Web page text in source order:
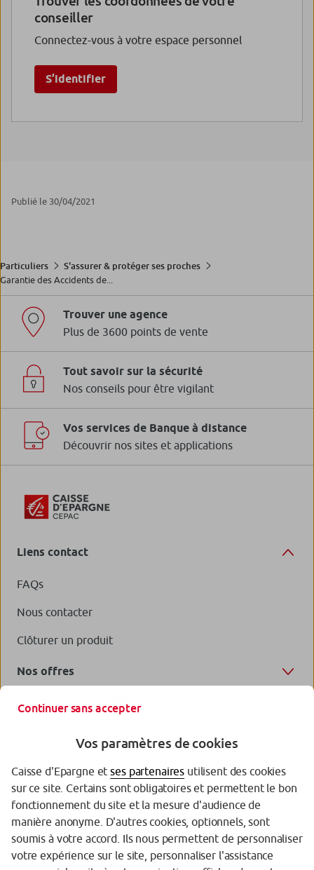
conseiller
Connectez-vous à votre espace personnel
S’identifier
Publié le 30/04/2021
Particuliers
S'assurer & protéger ses proches
Garantie des Accidents de...
Trouver une agence
Plus de 3600 points de vente
Tout savoir sur la sécurité
Nos conseils pour être vigilant
Vos services de Banque à distance
Découvrir nos sites et applications
Liens contact
FAQs
Nous contacter
Clôturer un produit
Nos offres
Garanties des dépôts
Protection des données personnelles
Continuer sans accepter
Vos paramètres de cookies
Caisse d'Epargne etses partenaires utilisent des cookies
sur ce site. Certains sont obligatoires et permettent le bon
fonctionnement du site et la mesure d'audience de
manière anonyme. D'autres cookies, optionnels, sont
soumis à votre accord. Ils nous permettent de personnaliser
votre expérience sur le site, personnaliser l'assistance